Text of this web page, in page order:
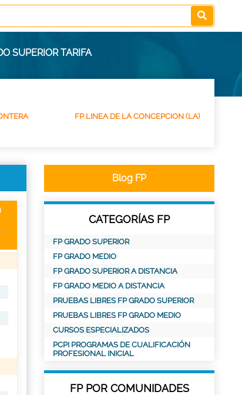
SUPERIOR TARIFA
FP LINEA DE LA CONCEPCION (LA)
Blog FP
CATEGORÍAS FP
FP GRADO SUPERIOR
FP GRADO MEDIO
FP GRADO SUPERIOR A DISTANCIA
FP GRADO MEDIO A DISTANCIA
PRUEBAS LIBRES FP GRADO SUPERIOR
PRUEBAS LIBRES FP GRADO MEDIO
CURSOS ESPECIALIZADOS
PCPI PROGRAMAS DE CUALIFICACIÓN
PROFESIONAL INICIAL
FP POR COMUNIDADES